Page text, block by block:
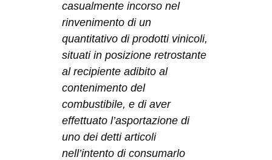
casualmente incorso nel
rinvenimento di un
quantitativo di prodotti vinicoli,
situati in posizione retrostante
al recipiente adibito al
contenimento del
combustibile, e di aver
effettuato l’asportazione di
uno dei detti articoli
nell’intento di consumarlo